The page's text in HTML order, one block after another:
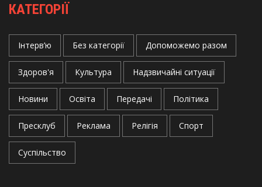
КАТЕГОРІЇ
Інтерв’ю Без категорії Допоможемо разом
Здоров'я Культура Надзвичайні ситуації
Новини Освіта Передачі Політика
Пресклуб Реклама Релігія Спорт
Суспільство